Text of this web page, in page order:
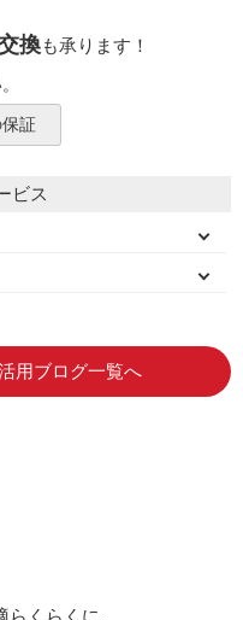
換も承ります！
証
ビス
用ブログ一覧へ
くらくに。